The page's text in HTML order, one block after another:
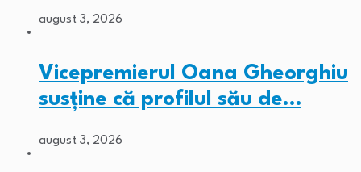
august 3, 2026
Vicepremierul Oana Gheorghiu
susține că profilul său de…
august 3, 2026